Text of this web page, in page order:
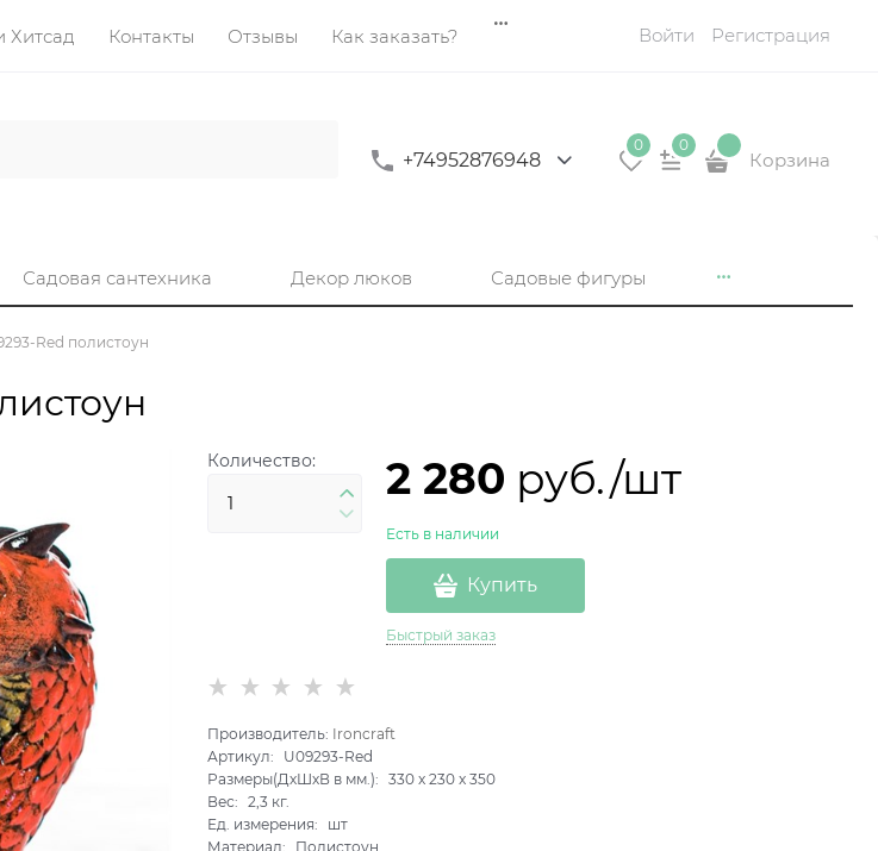
Хитсад Контакты Отзывы Как заказать? Войти Регистрация
+74952876948
0 0
Корзина
Садовая сантехника Декор люков Садовые фигуры
Red полистоун
Количество: 2 280 руб./шт
Есть в наличии
Купить
Быстрый заказ
Производитель: Ironcraft
Артикул:
U09293-Red
Размеры(ДхШхВ в мм.):
330 x230 x350
Вес:
2,3 кг.
Ед. измерения:
шт
Материал:
Полистоун